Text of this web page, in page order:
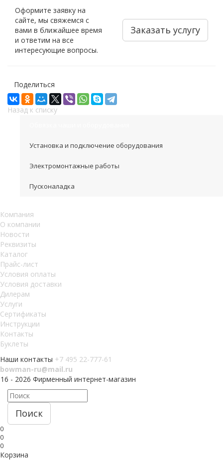
Оформите заявку на
сайте, мы свяжемся с
вами в ближайшее время
и ответим на все
интересующие вопросы.
Заказать услугу
Поделиться
Назад к списку
Установка и подключение оборудования
Электромонтажные работы
Пусконаладка
Компания
О компании
Новости
Реквизиты
Каталог
Прайс-лист
Условия оплаты
Условия доставки
Дилерам
Услуги
Сертификаты
Инструкции
Контакты
Буклеты
Наши контакты +7 495 22-777-61
bowman-ru@mail.ru
- 2026 Фирменный интернет-магазин
Поиск
0
0
0
Корзина